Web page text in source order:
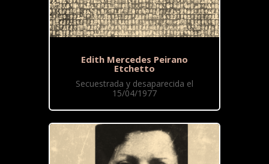
Edith Mercedes Peirano
Etchetto
Secuestrada y desaparecida el
15/04/1977